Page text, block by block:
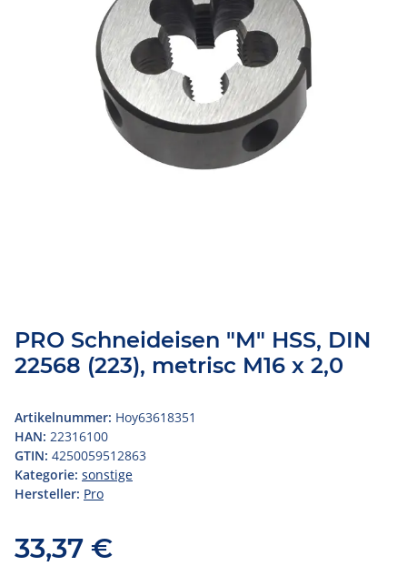
PRO Schneideisen "M" HSS, DIN
22568 (223), metrisc M16 x 2,0
Artikelnummer: Hoy63618351
HAN: 22316100
GTIN: 4250059512863
Kategorie: sonstige
Hersteller: Pro
33,37 €